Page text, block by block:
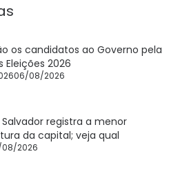
os candidatos ao Governo pela
Eleições 2026
06/08/2026
Salvador registra a menor
da capital; veja qual
2026